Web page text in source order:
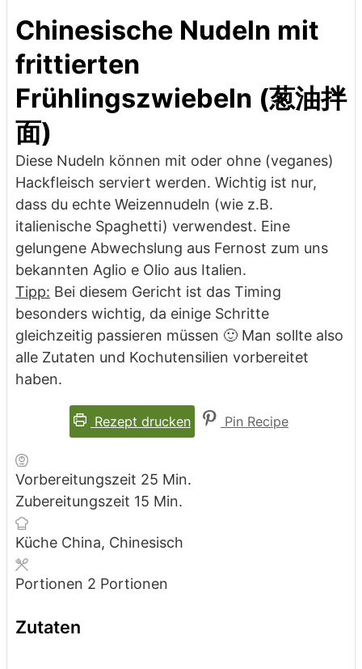
Chinesische Nudeln mit
frittierten
Frühlingszwiebeln (葱油拌
面)
Diese Nudeln können mit oder ohne (veganes)
Hackfleisch serviert werden. Wichtig ist nur,
dass du echte Weizennudeln (wie z.B.
italienische Spaghetti) verwendest. Eine
gelungene Abwechslung aus Fernost zum uns
bekannten Aglio e Olio aus Italien.
Tipp: Bei diesem Gericht ist das Timing
besonders wichtig, da einige Schritte
gleichzeitig passieren müssen 🙂 Man sollte also
alle Zutaten und Kochutensilien vorbereitet
haben.
Rezept drucken Pin Recipe
Vorbereitungszeit 25 Minuten
Min.
Zubereitungszeit 15 Minuten
Min.
Küche China, Chinesisch
Portionen 2 Portionen
Zutaten